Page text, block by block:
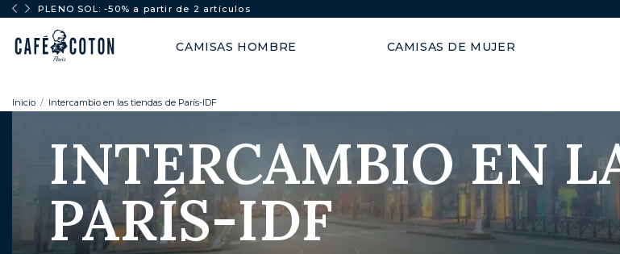
PLENO SOL: -50% a partir de 2 artículos
CAMISAS HOMBRE CAMISAS DE MUJER
Inicio Intercambio en las tiendas de París-IDF
INTERCAMBIO EN
PARÍS-IDF